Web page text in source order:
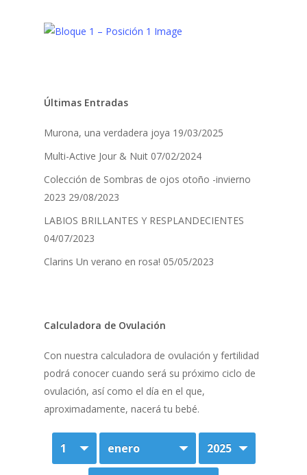
Últimas Entradas
Murona, una verdadera joya 19/03/2025
Multi-Active Jour & Nuit 07/02/2024
Colección de Sombras de ojos otoño -invierno
2023 29/08/2023
LABIOS BRILLANTES Y RESPLANDECIENTES
04/07/2023
Clarins Un verano en rosa! 05/05/2023
Calculadora de Ovulación
Con nuestra calculadora de ovulación y fertilidad
podrá conocer cuando será su próximo ciclo de
ovulación, así como el día en el que,
aproximadamente, nacerá tu bebé.